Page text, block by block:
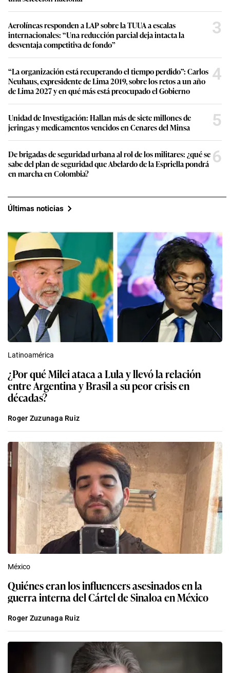
Aerolíneas responden a LAP sobre la TUUA a escalas
internacionales: “Una reducción parcial deja intacta la
desventaja competitiva de fondo”
3
“La organización está recuperando el tiempo perdido”: Carlos
Neuhaus, expresidente de Lima 2019, sobre los retos a un año
de Lima 2027 y en qué más está preocupado el Gobierno
4
Unidad de Investigación: Hallan más de siete millones de
jeringas y medicamentos vencidos en Cenares del Minsa
5
De brigadas de seguridad urbana al rol de los militares: ¿qué se
sabe del plan de seguridad que Abelardo de la Espriella pondrá
en marcha en Colombia?
6
Últimas noticias
Latinoamérica
¿Por qué Milei ataca a Lula y llevó la relación
entre Argentina y Brasil a su peor crisis en
décadas?
Roger Zuzunaga Ruiz
México
Quiénes eran los influencers asesinados en la
guerra interna del Cártel de Sinaloa en México
Roger Zuzunaga Ruiz